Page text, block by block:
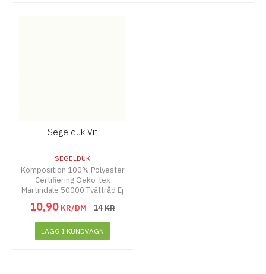
Segelduk Vit
SEGELDUK
Komposition 100% Polyester
Certifiering Oeko-tex
Martindale 50000 Tvättråd Ej
klorblekning Ingen torktumling
Upp till 100 grader Vikt 150
gsm Bredd (cm)150 cm
10,90 KR/DM 14KR
LÄGG I KUNDVAGN